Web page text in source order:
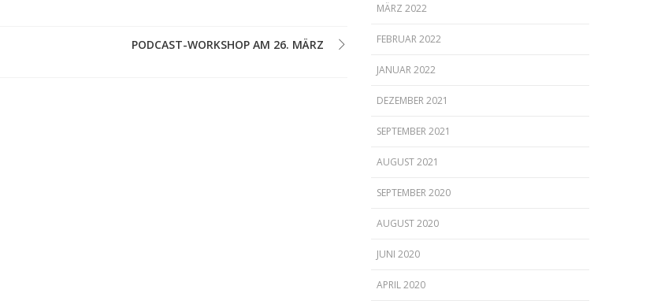
PODCAST-WORKSHOP AM 26. MÄRZ
MÄRZ 2022
FEBRUAR 2022
JANUAR 2022
DEZEMBER 2021
SEPTEMBER 2021
AUGUST 2021
SEPTEMBER 2020
AUGUST 2020
JUNI 2020
APRIL 2020